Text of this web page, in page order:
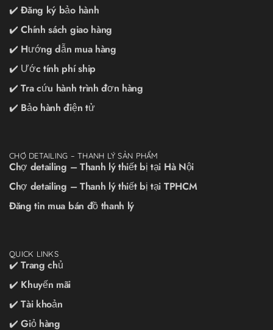
✔️ Đăng ký bảo hành
✔️ Chính sách giao hàng
✔️ Hướng dẫn mua hàng
✔️ Ước tính phí ship
✔️ Tra cứu hành trình đơn hàng
✔️ Bảo hành điện tử
CHỢ DETAILING – THANH LÝ SẢN PHẨM
Chợ detailing – Thanh lý thiết bị tại Hà Nội
Chợ detailing – Thanh lý thiết bị tại TPHCM
Đăng tin mua bán đồ thanh lý
QUICK LINKS
✔️ Trang chủ
✔️ Khuyến mãi
✔️ Tài khoản
✔️ Giỏ hàng